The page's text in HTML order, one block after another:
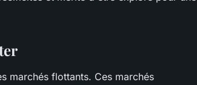
marchés flottants. Ces marchés